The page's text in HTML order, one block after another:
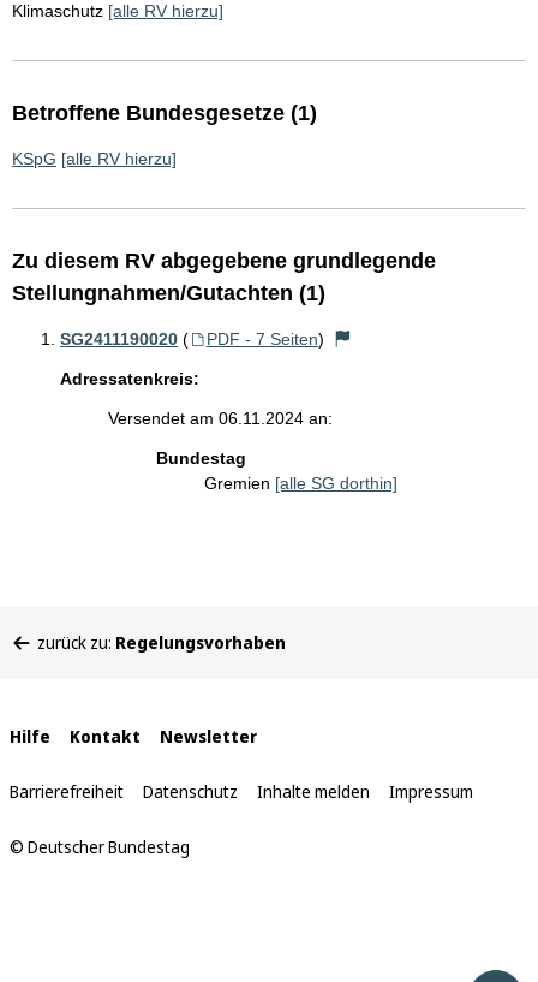
Klimaschutz [alle RV hierzu]
Betroffene Bundesgesetze (1)
KSpG [alle RV hierzu]
Zu diesem RV abgegebene grundlegende
Stellungnahmen/Gutachten (1)
SG2411190020 ( PDF - 7 Seiten)
Adressatenkreis:
Versendet am 06.11.2024 an:
Bundestag
Gremien [alle SG dorthin]
befinden
zurück zu: Regelungsvorhaben
Interne
Links
Hilfe Kontakt Newsletter
Barrierefreiheit Datenschutz Inhalte melden Impressum
© Deutscher Bundestag